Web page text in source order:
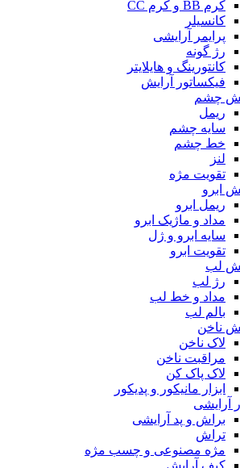
کرم BB و کرم CC
کانسیلر
پرایمر آرایشی
رژ گونه
کانتورینگ و هایلایتر
فیکساتور آرایش
چشم
ریمل
سایه چشم
خط چشم
لنز
تقویت مژه
ابرو
ریمل ابرو
مداد و ماژیک ابرو
سایه ابرو و ژل
تقویت ابرو
لب
رژ لب
مداد و خط لب
بالم لب
ناخن
لاک ناخن
مراقبت ناخن
لاک پاک کن
ابزار مانیکور و پدیکور
آرایشی
براش و پد آرایشی
تراش
مژه مصنوعی و چسب مژه